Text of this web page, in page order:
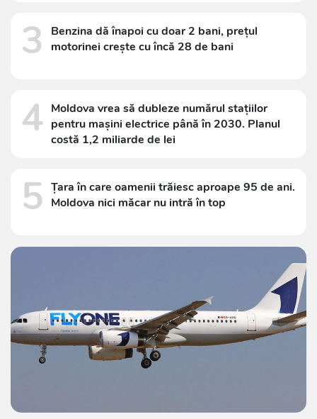
3
Benzina dă înapoi cu doar 2 bani, prețul
motorinei crește cu încă 28 de bani
4 Moldova vrea să dubleze numărul stațiilor
pentru mașini electrice până în 2030. Planul
costă 1,2 miliarde de lei
5 Țara în care oamenii trăiesc aproape 95 de ani.
Moldova nici măcar nu intră în top